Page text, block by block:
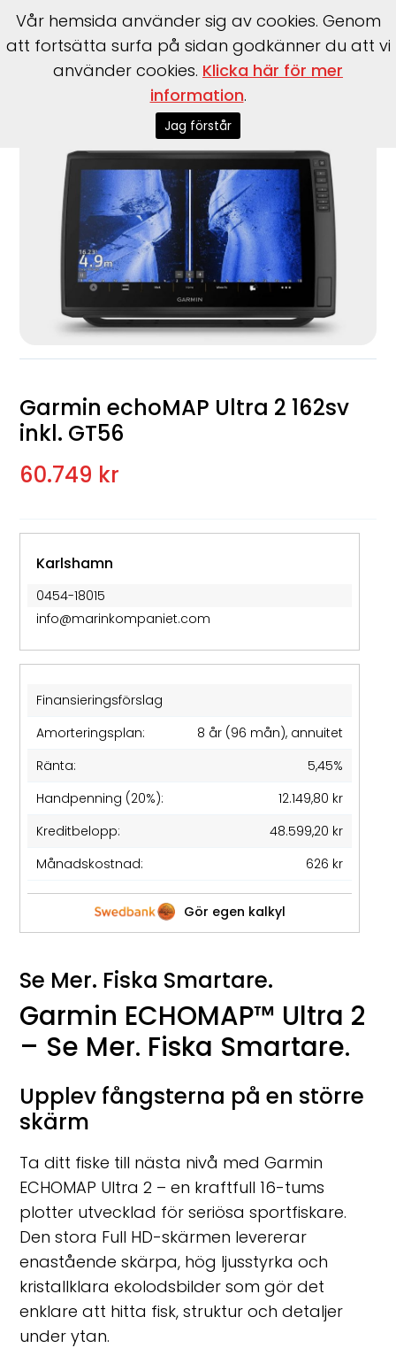
Garmin>EchoMAP Ultra 2 162sv inkl. GT56
Garmin echoMAP Ultra 2 162sv
inkl. GT56
60.749 kr
Karlshamn
0454-18015
info@marinkompaniet.com
Finansieringsförslag
Amorteringsplan:
8 år (96 mån), annuitet
Ränta:
5,45%
Handpenning (20%):
12.149,80 kr
Kreditbelopp:
48.599,20 kr
Månadskostnad:
626 kr
Gör egen kalkyl
Se Mer. Fiska Smartare.
Garmin ECHOMAP™ Ultra 2
– Se Mer. Fiska Smartare.
Upplev fångsterna på en större
skärm
Ta ditt fiske till nästa nivå med Garmin
ECHOMAP Ultra 2 – en kraftfull 16-tums
plotter utvecklad för seriösa sportfiskare.
Den stora Full HD-skärmen levererar
enastående skärpa, hög ljusstyrka och
kristallklara ekolodsbilder som gör det
enklare att hitta fisk, struktur och detaljer
under ytan.
Vår hemsida använder sig av cookies. Genom
att fortsätta surfa på sidan godkänner du att vi
använder cookies. Klicka här för mer
information.
Jag förstår